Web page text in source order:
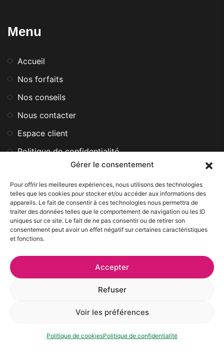
Gérer le consentement
Pour offrir les meilleures expériences, nous utilisons des technologies
telles que les cookies pour stocker et/ou accéder aux informations des
appareils. Le fait de consentir à ces technologies nous permettra de
traiter des données telles que le comportement de navigation ou les ID
uniques sur ce site. Le fait de ne pas consentir ou de retirer son
consentement peut avoir un effet négatif sur certaines caractéristiques
et fonctions.
Accepter
Refuser
Voir les préférences
Politique de cookiesPolitique de confidentialité
Menu
Accueil
Nos forfaits
Nos conseils
Nous contacter
Espace client
Politique de confidentialité
Heures d’ouverture
Lun - Ven
8h à 17h
Fermé
VISITE SUR RENDEZ-VOUS SEULEMENT, VOUS
DÉPLACER. Nous sommes souvent sur les terrains de